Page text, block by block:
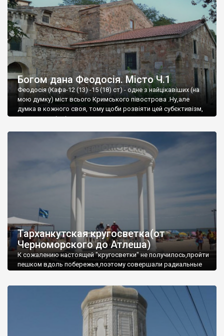
Богом дана Феодосія. Місто Ч.1
Феодосія (Кафа-12 (13) -15 (18) ст) - одне з найцікавіших (на
мою думку) міст всього Кримського півострова .Ну,але
думка в кожного своя, тому щоби розвіяти цей субєктивізм,
запрошую відвідати це
Тарханкутская кругосветка(от
Черноморского до Атлеша)
К сожалению настоящей "кругосветки" не получилось,пройти
пешком вдоль побережья,поэтому совершали радиальные